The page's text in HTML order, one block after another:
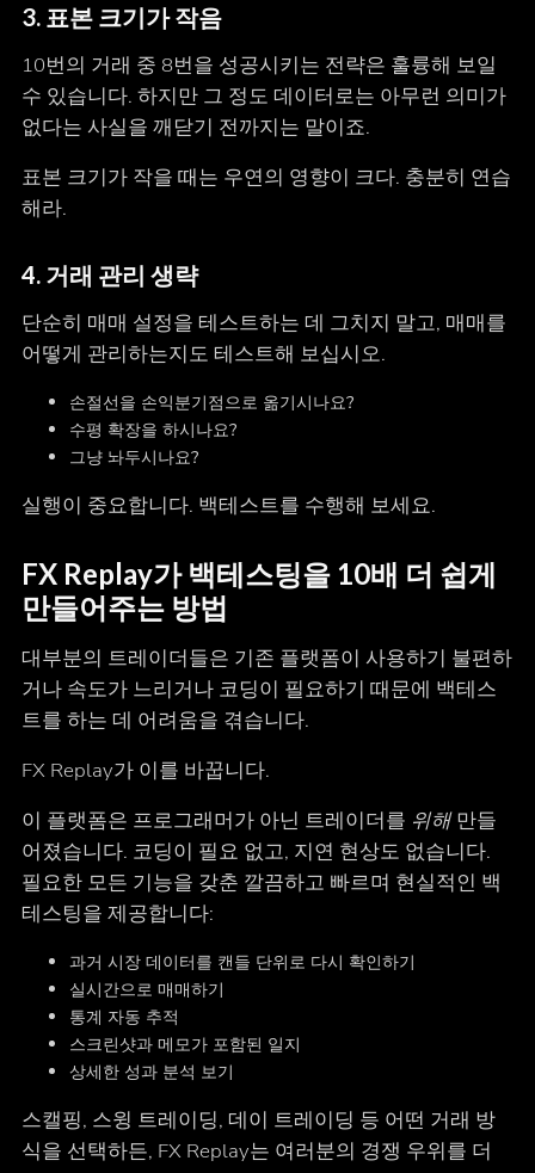
3. 표본 크기가 작음
10번의 거래 중 8번을 성공시키는 전략은 훌륭해 보일
수 있습니다. 하지만 그 정도 데이터로는 아무런 의미가
없다는 사실을 깨닫기 전까지는 말이죠.
표본 크기가 작을 때는 우연의 영향이 크다. 충분히 연습
해라.
4. 거래 관리 생략
단순히 매매 설정을 테스트하는 데 그치지 말고, 매매를
어떻게 관리하는지도 테스트해 보십시오.
손절선을 손익분기점으로 옮기시나요?
수평 확장을 하시나요?
그냥 놔두시나요?
실행이 중요합니다. 백테스트를 수행해 보세요.
FX Replay가 백테스팅을 10배 더 쉽게
만들어주는 방법
대부분의 트레이더들은 기존 플랫폼이 사용하기 불편하
거나 속도가 느리거나 코딩이 필요하기 때문에 백테스
트를 하는 데 어려움을 겪습니다.
FX Replay가 이를 바꿉니다.
이 플랫폼은 프로그래머가 아닌 트레이더를 위해만들
어졌습니다. 코딩이 필요 없고, 지연 현상도 없습니다.
필요한 모든 기능을 갖춘 깔끔하고 빠르며 현실적인 백
테스팅을 제공합니다:
과거 시장 데이터를 캔들 단위로 다시 확인하기
실시간으로 매매하기
통계 자동 추적
스크린샷과 메모가 포함된 일지
상세한 성과 분석 보기
스캘핑, 스윙 트레이딩, 데이 트레이딩 등 어떤 거래 방
식을 선택하든, FX Replay는 여러분의 경쟁 우위를 더